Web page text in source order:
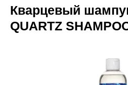
Кварцевый
QUARTZ